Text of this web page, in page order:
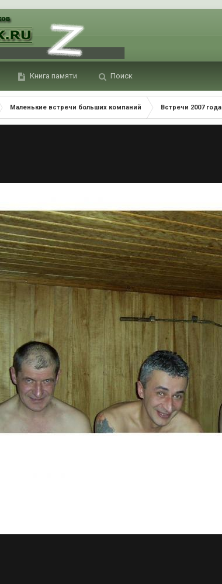
Книга памяти Поиск
Маленькие встречи больших компаний Встречи 2007 года